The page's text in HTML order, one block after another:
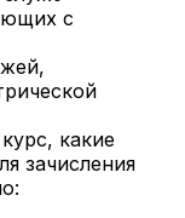
с
какие
зачисления